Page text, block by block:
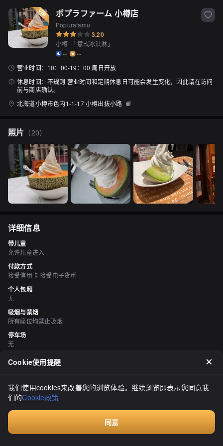
ポプラファーム 小樽店
Popurafamu
3.20
小樽 「意式冰淇淋 」
--
--
营业时间： 10：00-19：00 周日开放
休息时间： 不规则 营业时间和定期休息日可能会发生变化，因此请在访问
前与商店确认。
北海道小樽市色内1-1-17 小樽出抜小路
照片 （20）
详细信息
带儿童
允许儿童进入
付款方式
接受信用卡 接受电子货币
个人包厢
无
吸烟与禁烟
所有座位均禁止吸烟
停车场
无
评价（20）
mikiyuka
这是一款在夕張瓜上加有软冰淇淋的甜品。在富良野也有这家店，但
我没能在那里停留，所以很高兴在小樽有机会品尝。冰淇淋非常美
味，而且装在瓜皮里的瓜也很不错。不过，用塑料勺子吃瓜有点不方
便。我还会再次光顾的。#小樽美食 #小樽圣诞胡须
Cookie使用提醒
我们使用cookies来改善您的浏览体验。继续浏览即表示您同意我
们的Cookie政策
同意